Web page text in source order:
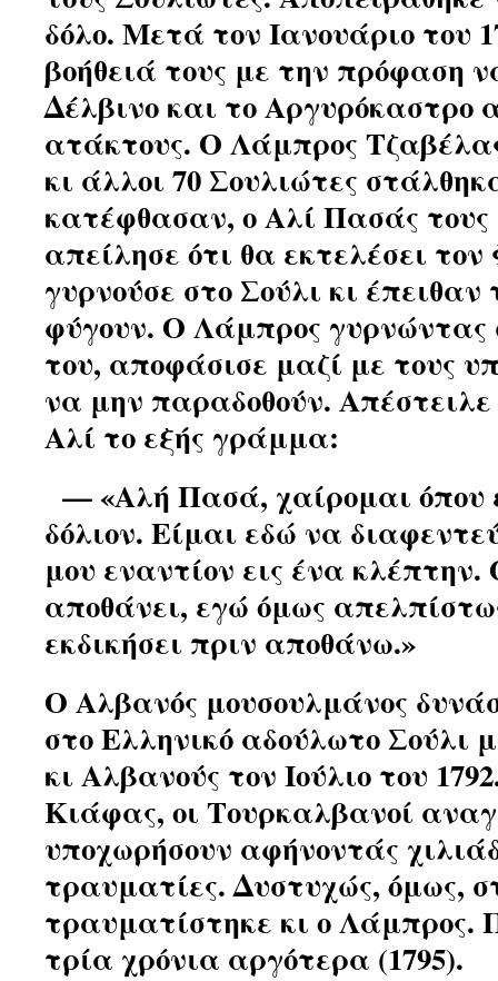
δόλο. Μετά τον Ιανουάριο του
βοήθειά τους με την πρόφαση
Δέλβινο και το Αργυρόκαστρο
ατάκτους. Ο Λάμπρος
κι άλλοι 70 Σουλιώτες
κατέφθασαν, ο Αλί Πασάς τους
απείλησε ότι θα εκτελέσει
γυρνούσε στο Σούλι κι έπειθαν
φύγουν. Ο Λάμπρος γυρνώντας
του, αποφάσισε μαζί με τους
να μην παραδοθούν.
Αλί το εξής γράμμα:
— «Αλή Πασά, χαίρομαι όπου
δόλιον. Είμαι εδώ να
μου εναντίον εις ένα κλέπτην.
αποθάνει, εγώ όμως
εκδικήσει πριν αποθάνω.»
Ο Αλβανός μουσουλμάνος
στο Ελληνικό αδούλωτο Σούλι
κι Αλβανούς τον Ιούλιο του
Κιάφας, οι Τουρκαλβανοί
υποχωρήσουν αφήνοντάς
τραυματίες. Δυστυχώς, όμως,
τραυματίστηκε κι ο Λάμπρος.
τρία χρόνια αργότερα (1795).